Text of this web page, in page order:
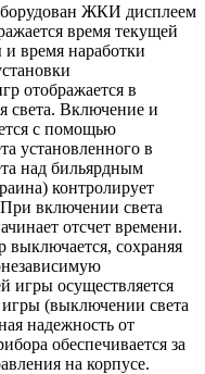
ЖКИ дисплеем
время текущей
время наработки
отображается в
света. Включение и
с помощью
установленного в
над бильярдным
контролирует
включении света
отсчет времени.
сохраняя
игры осуществляется
игры (выключении света
надежность от
обеспечивается за
на корпусе.